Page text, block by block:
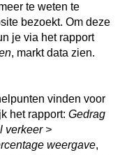
te weten te
bezoekt. Om deze
resultaten in perspectief te brengen kun je via het rapport
, markt data zien.
vinden voor
het rapport: Gedrag
verkeer >
weergave,